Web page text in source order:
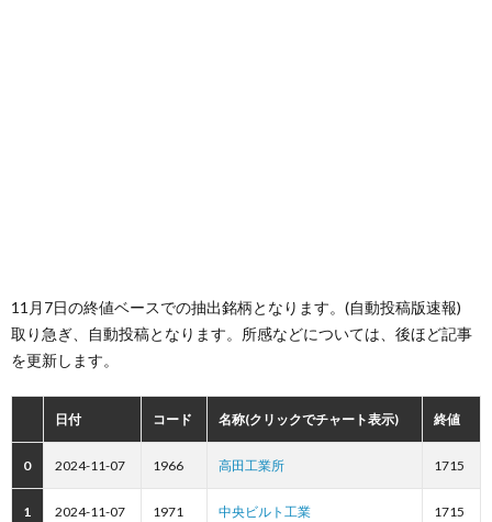
11月7日の終値ベースでの抽出銘柄となります。(自動投稿版速報)
取り急ぎ、自動投稿となります。所感などについては、後ほど記事
を更新します。
日付 コード 名称(クリックでチャート表示) 終値
0 2024-11-07 1966 高田工業所 1715
1 2024-11-07 1971 中央ビルト工業 1715